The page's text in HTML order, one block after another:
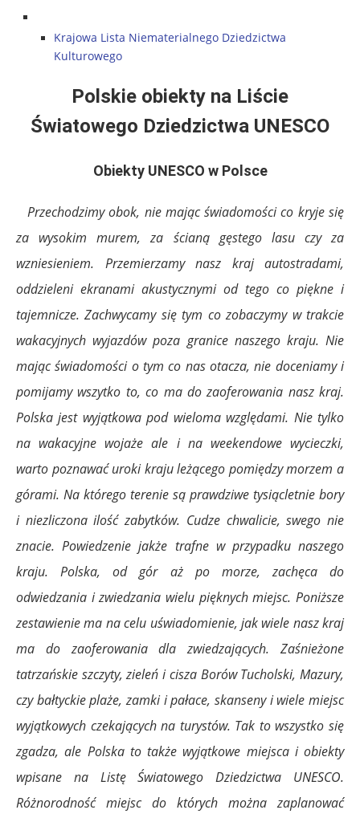
Krajowa Lista Niematerialnego Dziedzictwa
Kulturowego
Polskie obiekty na Liście
Światowego Dziedzictwa UNESCO
Obiekty UNESCO w Polsce
Przechodzimy obok, nie mając świadomości co kryje się
za wysokim murem, za ścianą gęstego lasu czy za
wzniesieniem. Przemierzamy nasz kraj autostradami,
oddzieleni ekranami akustycznymi od tego co piękne i
tajemnicze. Zachwycamy się tym co zobaczymy w trakcie
wakacyjnych wyjazdów poza granice naszego kraju. Nie
mając świadomości o tym co nas otacza, nie doceniamy i
pomijamy wszytko to, co ma do zaoferowania nasz kraj.
Polska jest wyjątkowa pod wieloma względami. Nie tylko
na wakacyjne wojaże ale i na weekendowe wycieczki,
warto poznawać uroki kraju leżącego pomiędzy morzem a
górami. Na którego terenie są prawdziwe tysiącletnie bory
i niezliczona ilość zabytków. Cudze chwalicie, swego nie
znacie. Powiedzenie jakże trafne w przypadku naszego
kraju. Polska, od gór aż po morze, zachęca do
odwiedzania i zwiedzania wielu pięknych miejsc. Poniższe
zestawienie ma na celu uświadomienie, jak wiele nasz kraj
ma do zaoferowania dla zwiedzających. Zaśnieżone
tatrzańskie szczyty, zieleń i cisza Borów Tucholski, Mazury,
czy bałtyckie plaże, zamki i pałace, skanseny i wiele miejsc
wyjątkowych czekających na turystów. Tak to wszystko się
zgadza, ale Polska to także wyjątkowe miejsca i obiekty
wpisane na Listę Światowego Dziedzictwa UNESCO.
Różnorodność miejsc do których można zaplanować